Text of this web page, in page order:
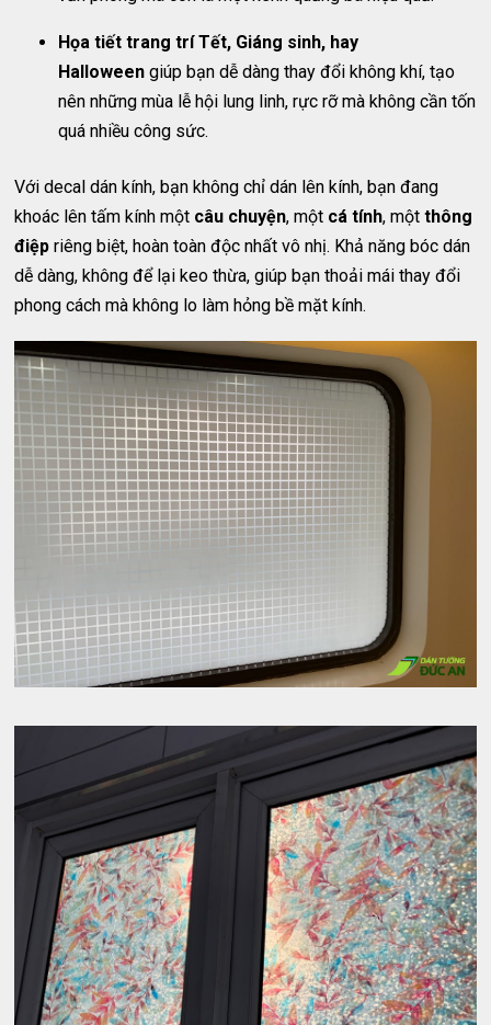
Họa tiết trang trí Tết, Giáng sinh, hay
Halloween giúp bạn dễ dàng thay đổi không khí, tạo
nên những mùa lễ hội lung linh, rực rỡ mà không cần tốn
quá nhiều công sức.
Với decal dán kính, bạn không chỉ dán lên kính, bạn đang
khoác lên tấm kính một câu chuyện, một cá tính, mộtthông
điệp riêng biệt, hoàn toàn độc nhất vô nhị. Khả năng bóc dán
dễ dàng, không để lại keo thừa, giúp bạn thoải mái thay đổi
phong cách mà không lo làm hỏng bề mặt kính.